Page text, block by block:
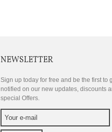
NEWSLETTER
Sign up today for free and be the first to
notified on our new updates, discounts
special Offers.